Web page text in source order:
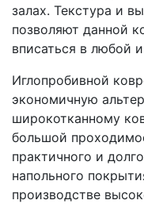
залах. Текстура и
позволяют данной
вписаться в любой
Иглопробивной
экономичную
широкотканному
большой
практичного и
напольного
производстве